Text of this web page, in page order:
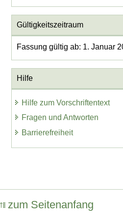
Gültigkeitszeitraum
Fassung gültig ab: 1. Januar
Hilfe
Hilfe zum Vorschriftentext
Fragen und Antworten
Barrierefreiheit
zum Seitenanfang